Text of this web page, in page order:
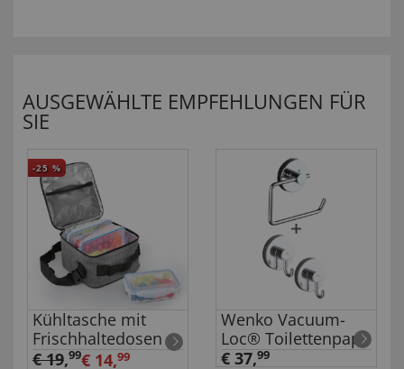
AUSGEWÄHLTE EMPFEHLUNGEN FÜR
SIE
-25 %
Kühltasche mit
Frischhaltedosen
€ 19,99€ 14,99
Wenko Vacuum-
Loc® Toilettenpap
€ 37,99